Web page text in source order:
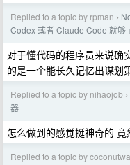
Replied to a topic by rpman ›
Codex 或者 Claude Code 就够
对于懂代码的程序员来说确
的是一个能长久记忆出谋划
Replied to a topic by nihaojob ›
器
怎么做到的感觉挺神奇的
Replied to a topic by